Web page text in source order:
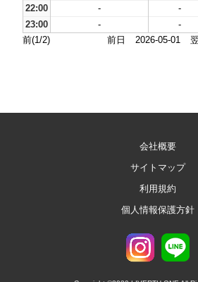
22:00
- -
23:00
- -
前(1/2)
前日 2026-05-01
会社概要
サイトマップ
利用規約
個人情報保護方針